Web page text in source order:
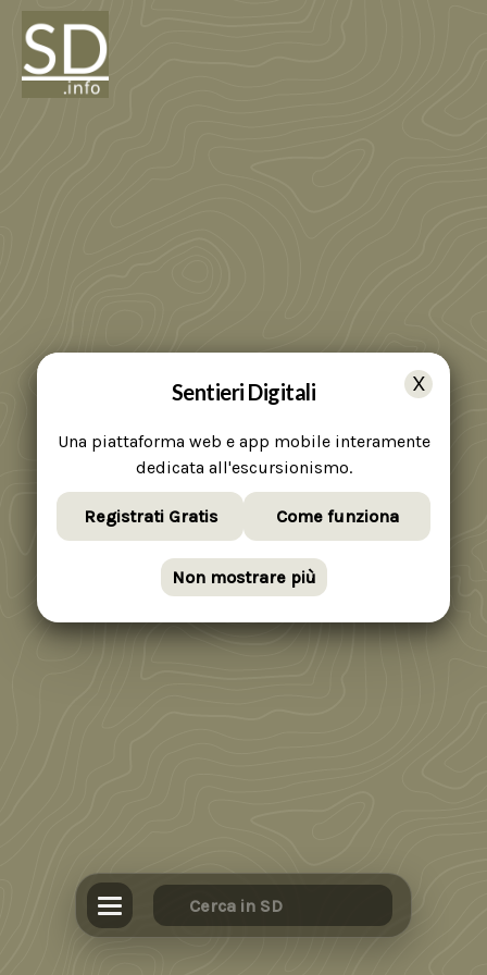
Sentieri Digitali
Una piattaforma web e app mobile interamente
dedicata all'escursionismo.
Registrati Gratis Come funziona
Non mostrare più